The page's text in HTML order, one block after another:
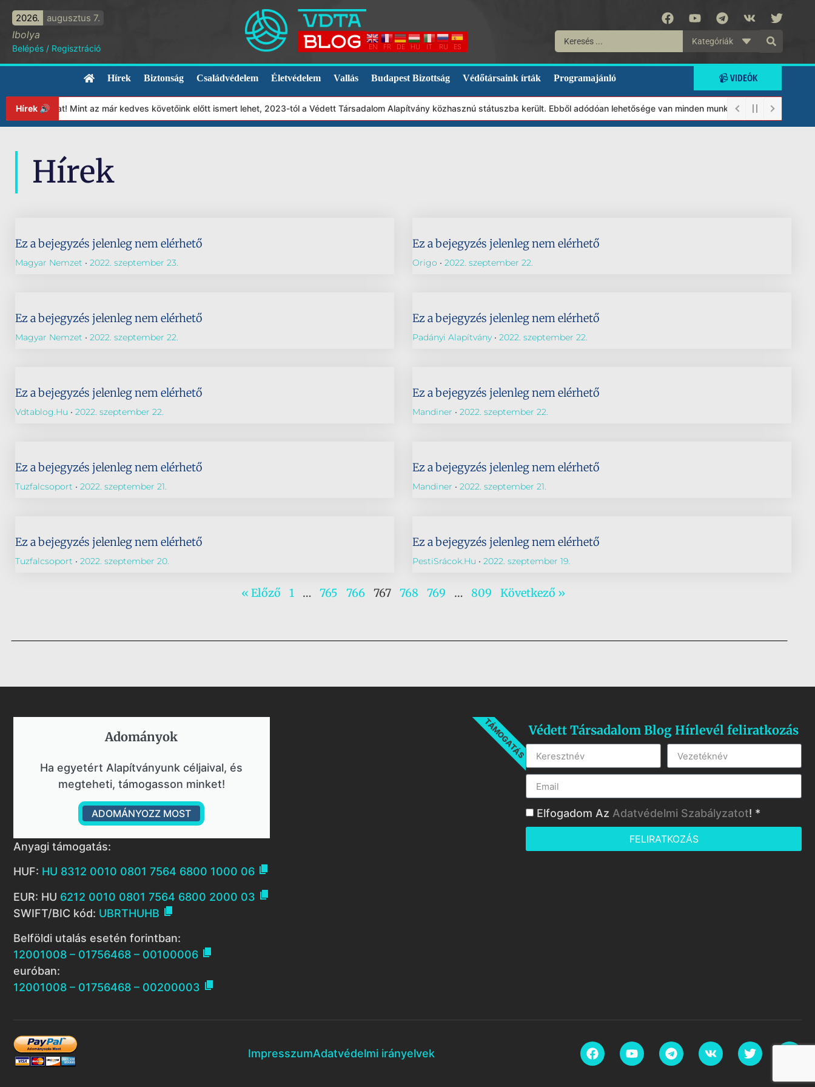
2026. augusztus 7.
Ibolya
Belépés / Regisztráció EN FR DE HU IT RU ES
Kategóriák
Hírek Biztonság Családvédelem Életvédelem Vallás Budapest Bizottság Védőtársaink írták Programajánló 📹 VIDEÓK
Hírek 🔊 Mint az már kedves követőink előtt ismert lehet, 2023-tól a Védett Társadalom Alapítvány közhasznú státuszba került. Ebből adódóan lehetősége van minden munkánkat segíteni
Hírek
Ez a bejegyzés jelenleg nem elérhető
Magyar Nemzet 2022. szeptember 23.
Ez a bejegyzés jelenleg nem elérhető
Origo 2022. szeptember 22.
Ez a bejegyzés jelenleg nem elérhető
Magyar Nemzet 2022. szeptember 22.
Ez a bejegyzés jelenleg nem elérhető
Padányi Alapítvány 2022. szeptember 22.
Ez a bejegyzés jelenleg nem elérhető
Vdtablog.hu 2022. szeptember 22.
Ez a bejegyzés jelenleg nem elérhető
Mandiner 2022. szeptember 22.
Ez a bejegyzés jelenleg nem elérhető
Tuzfalcsoport 2022. szeptember 21.
Ez a bejegyzés jelenleg nem elérhető
Mandiner 2022. szeptember 21.
Ez a bejegyzés jelenleg nem elérhető
Tuzfalcsoport 2022. szeptember 20.
Ez a bejegyzés jelenleg nem elérhető
PestiSrácok.hu 2022. szeptember 19.
« Előző 1 … 765 766 767 768 769 … 809 Következő »
Adományok​
Ha egyetért Alapítványunk céljaival, és
megteheti, támogasson minket!
ADOMÁNYOZZ MOST
TÁMOGATÁS
Anyagi támogatás:
HUF: HU 8312 0010 0801 7564 6800 1000 06 
EUR: HU 6212 0010 0801 7564 6800 2000 03 
SWIFT/BIC kód: UBRTHUHB 
Belföldi utalás esetén forintban:
12001008 – 01756468 – 00100006 
euróban:
12001008 – 01756468 – 00200003 
Védett Társadalom Blog Hírlevél feliratkozás
Elfogadom Az Adatvédelmi Szabályzatot! *
FELIRATKOZÁS
ImpresszumAdatvédelmi irányelvek